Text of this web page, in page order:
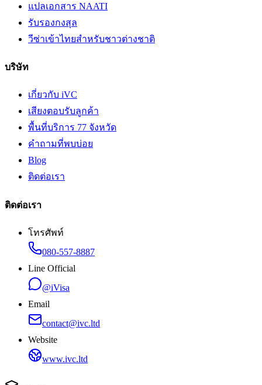
แปลเอกสาร NAATI
รับรองกงสุล
วีซ่าเข้าไทยสำหรับชาวต่างชาติ
บริษัท
เกี่ยวกับ iVC
เสียงตอบรับลูกค้า
พื้นที่บริการ 77 จังหวัด
คำถามที่พบบ่อย
Blog
ติดต่อเรา
ติดต่อเรา
โทรศัพท์
080-557-8887
Line Official
@iVisa
Email
contact@ivc.ltd
Website
www.ivc.ltd